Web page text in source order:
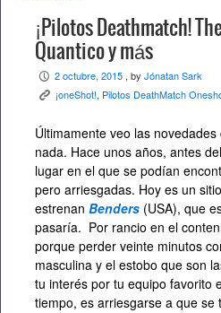
¡Pilotos Deathmatch!
Quantico y más
P 2 octubre, 2015 , by Jónatan Sark
K ¡oneShot!, Pilotos DeathMatch
Últimamente veo las novedades
nada. Hace unos años, antes
lugar en el que se podían
pero arriesgadas. Hoy es un
estrenan Benders (USA), que
pasaría. Por rancio en el
porque perder veinte minutos
masculina y el estobo que son
tu interés por tu equipo favorito
tiempo, es arriesgarse a que se